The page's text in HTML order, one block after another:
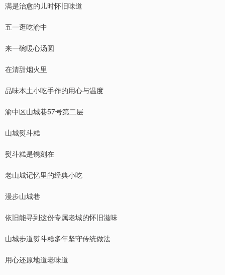
满是治愈的儿时怀旧味道
五一逛吃渝中
来一碗暖心汤圆
在清甜烟火里
品味本土小吃手作的用心与温度
渝中区山城巷57号第二层
山城熨斗糕
熨斗糕是镌刻在
老山城记忆里的经典小吃
漫步山城巷
依旧能寻到这份专属老城的怀旧滋味
山城步道熨斗糕多年坚守传统做法
用心还原地道老味道